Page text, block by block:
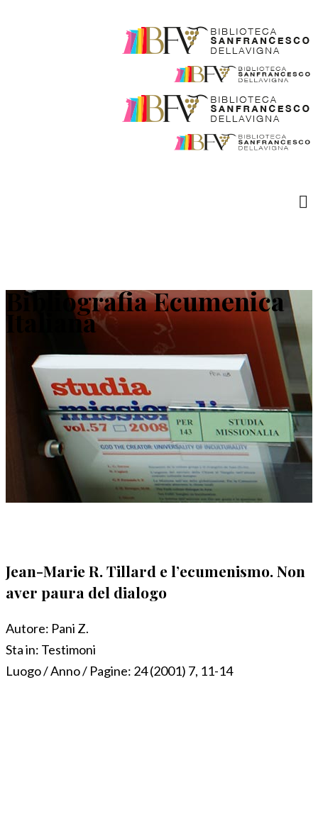
Bibliografia Ecumenica
Italiana
Jean-Marie R. Tillard e l’ecumenismo. Non
aver paura del dialogo
Autore: Pani Z.
Sta in: Testimoni
Luogo / Anno / Pagine: 24 (2001) 7, 11-14